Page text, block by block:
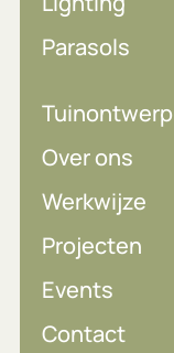
Parasols
Tuinontwerp
Over ons
Werkwijze
Projecten
Events
Contact